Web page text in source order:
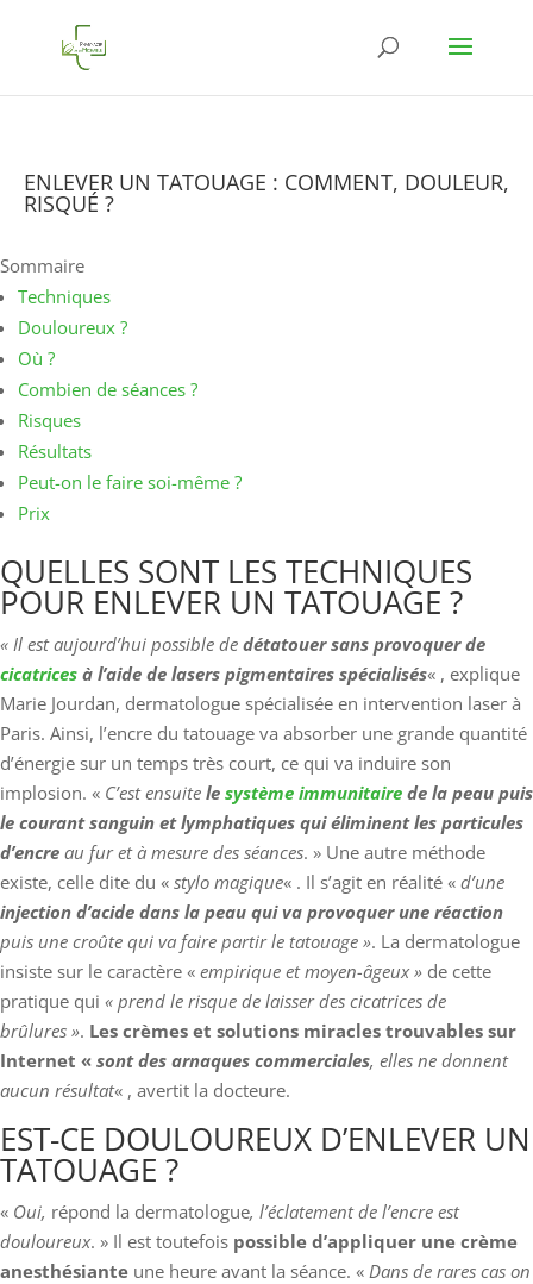
ENLEVER UN TATOUAGE : COMMENT, DOULEUR,
RISQUÉ ?
Sommaire
Techniques
Douloureux ?
Où ?
Combien de séances ?
Risques
Résultats
Peut-on le faire soi-même ?
Prix
QUELLES SONT LES TECHNIQUES
POUR ENLEVER UN TATOUAGE ?
« Il est aujourd’hui possible de détatouer sans provoquer de
cicatrices à l’aide de lasers pigmentaires spécialisés« , explique
Marie Jourdan, dermatologue spécialisée en intervention laser à
Paris. Ainsi, l’encre du tatouage va absorber une grande quantité
d’énergie sur un temps très court, ce qui va induire son
implosion. « C’est ensuite le système immunitaire de la peau puis
le courant sanguin et lymphatiques qui éliminent les particules
d’encre au fur et à mesure des séances. » Une autre méthode
existe, celle dite du « stylo magique« . Il s’agit en réalité « d’une
injection d’acide dans la peau qui va provoquer une réaction
puis une croûte qui va faire partir le tatouage ». La dermatologue
insiste sur le caractère « empirique et moyen-âgeux » de cette
pratique qui « prend le risque de laisser des cicatrices de
brûlures ». Les crèmes et solutions miracles trouvables sur
Internet « sont des arnaques commerciales, elles ne donnent
aucun résultat« , avertit la docteure.
EST-CE DOULOUREUX D’ENLEVER UN
TATOUAGE ?
« Oui, répond la dermatologue, l’éclatement de l’encre est
douloureux. » Il est toutefois possible d’appliquer une crème
anesthésiante une heure avant la séance. « Dans de rares cas on